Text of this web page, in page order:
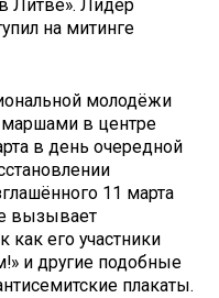
Литве». Лидер
на митинге
молодёжи
в центре
в день очередной
11 марта
вызывает
как его участники
и другие подобные
плакаты.